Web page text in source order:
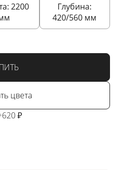
2200
Глубина:
420/560 мм
цвета
₽